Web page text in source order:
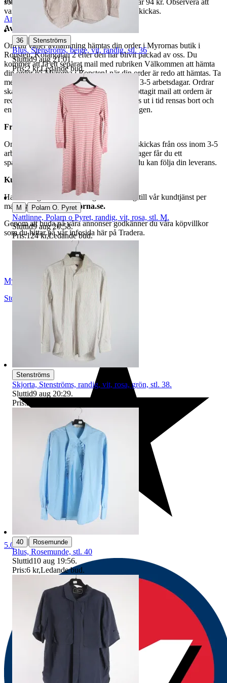
som avslutas samma dag. Samfraktspriset är 94 kr. Observera att
varor märkta endast avhämtning inte kan skickas.
Avhämtning
Om du väljer avhämtning hämtas din order i Myrornas butik i
Ropsten, Kolargatan 2 efter den har blivit packad av oss. Du
kommer att få ett separat mail med rubriken Välkommen att hämta
din order på Myrorna i Ropsten! när din order är redo att hämtas. Ta
med legitimation. Hanteringstiden är cirka 3-5 arbetsdagar. Ordrar
ska hämtas senast 7 dagar efter att man mottagit mail att ordern är
redo för avhämtning. Ordrar som ej hämtas ut i tid rensas bort och
en avgift på 84 kr dras av från återbetalningen.
Frakt
Om du har valt frakt kommer din vara att skickas från oss inom 3-5
arbetsdagar. När din vara har lämnat vårt lager får du ett
spårningsnummer av DSV inom kort där du kan följa din leverans.
Kundservice
Har du frågor eller funderingar hör av dig till vår kundtjänst per
mail: webbshop@myrorna.se.
Genom att buda på våra annonser godkänner du våra köpvillkor
som du hittar på vår infosida här på Tradera.
Anmäl Sälj liknande
Myrorna
Stockholm
Sverige
5.0
36 | Stenströms
Blus, Stenströms, beige, vit, randig, stl. 36
Sluttid9 aug 21:01.
Pris:2 kr,Ledande bud.
M | Polarn O. Pyret
Nattlinne, Polarn o Pyret, randig, vit, rosa, stl. M.
Sluttid9 aug 20:58.
Pris:124 kr,Ledande bud.
Stenströms
Skjorta, Stenströms, randig, vit, rosa, grön, stl. 38.
Sluttid9 aug 20:29.
Pris:2 kr
40 | Rosemunde
Blus, Rosemunde, stl. 40
Sluttid10 aug 19:56.
Pris:6 kr,Ledande bud.